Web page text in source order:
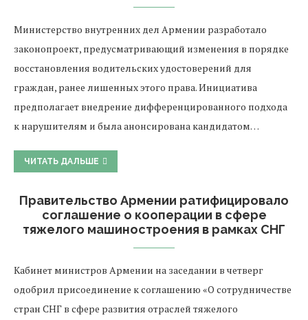
Министерство внутренних дел Армении разработало
законопроект, предусматривающий изменения в порядке
восстановления водительских удостоверений для
граждан, ранее лишенных этого права. Инициатива
предполагает внедрение дифференцированного подхода
к нарушителям и была анонсирована кандидатом…
ЧИТАТЬ ДАЛЬШЕ
Правительство Армении ратифицировало
соглашение о кооперации в сфере
тяжелого машиностроения в рамках СНГ
Кабинет министров Армении на заседании в четверг
одобрил присоединение к соглашению «О сотрудничестве
стран СНГ в сфере развития отраслей тяжелого